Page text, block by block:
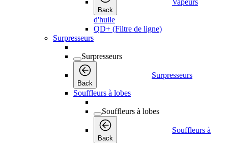
Back
Vapeurs
d'huile
QD+ (Filtre de ligne)
Surpresseurs
Surpresseurs
Back
Surpresseurs
Souffleurs à lobes
Souffleurs à lobes
Back
Souffleurs à